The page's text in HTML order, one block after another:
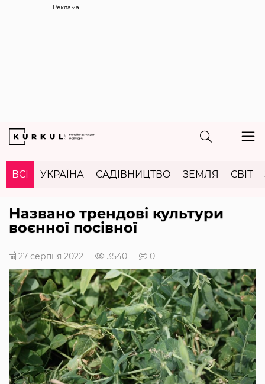
Реклама
ВСІ УКРАЇНА САДІВНИЦТВО ЗЕМЛЯ СВІТ
Названо трендові культури
воєнної посівної
27 серпня 2022 3540 0